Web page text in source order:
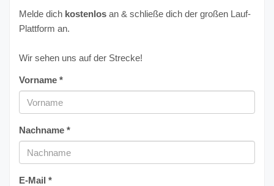
Melde dich kostenlos an & schließe dich der großen Lauf-
Plattform an.
Wir sehen uns auf der Strecke!
Vorname *
Nachname *
E-Mail *